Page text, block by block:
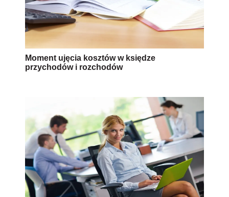
Moment ujęcia kosztów w księdze
przychodów i rozchodów